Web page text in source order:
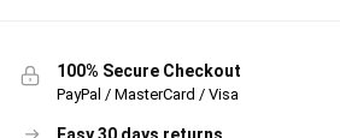
100% Secure Checkout
PayPal / MasterCard / Visa